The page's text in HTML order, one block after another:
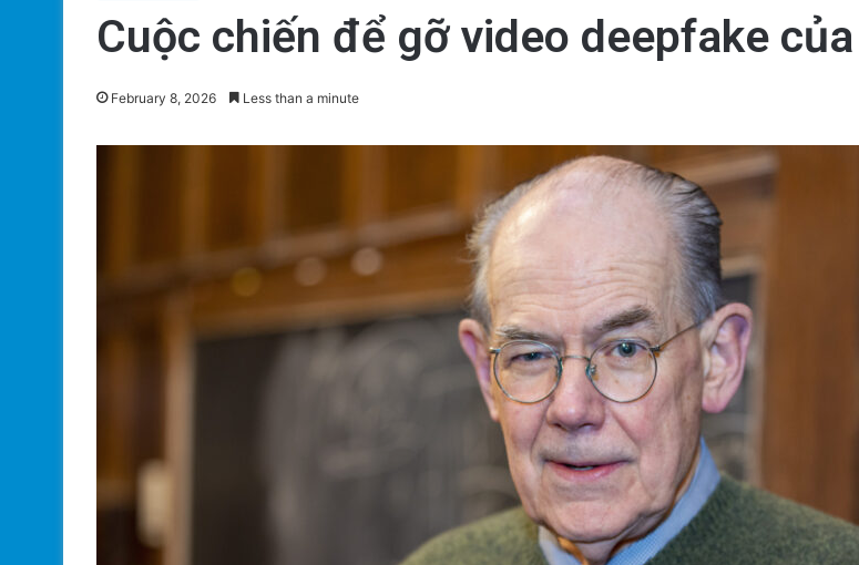
Cuộc chiến để gỡ video deepfake
February 8, 2026 Less than a minute